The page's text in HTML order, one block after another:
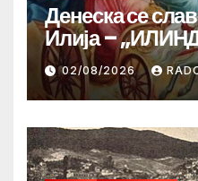
Денеска се
Илија –
02/08/2026